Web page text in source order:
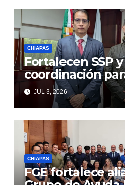
CHIAPAS
Fortalecen SSP
coordinación
delincuencia
JUL 3, 2026
CHIAPAS
FGE fortalece